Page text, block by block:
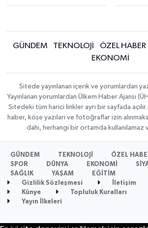
GÜNDEM TEKNOLOJİ ÖZEL HABER
EKONOMİ
Sitede yayınlanan içerik ve yorumlardan
Yayınlanan yorumlardan Ülkem Haber Ajansı
Sitedeki tüm harici linkler ayrı bir sayfada
haber, köşe yazıları ve fotoğraflar izin
dahi, herhangi bir ortamda kullanılamaz
GÜNDEM TEKNOLOJİ
ÖZEL
SPOR
DÜNYA EKONOMİ
SAĞLIK
YAŞAM
EĞİTİM
Gizlilik Sözleşmesi
İletişim
Künye
Topluluk Kuralları
Yayın İlkeleri